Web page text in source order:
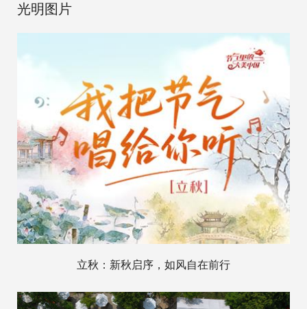
光明图片
立秋：新秋启序，如风自在前行